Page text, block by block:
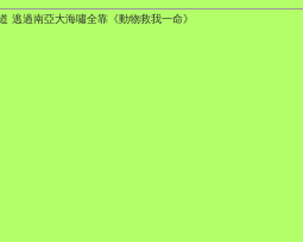
逃過南亞大海嘯全靠《動物救我一命》